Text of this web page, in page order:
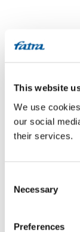
This website
We use
our social
their services.
Selection
Necessary
Preferences